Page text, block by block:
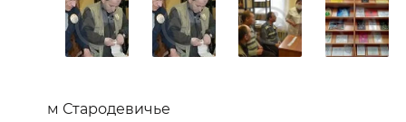
м Стародевичье